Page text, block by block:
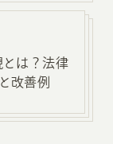
とは？法律
改善例